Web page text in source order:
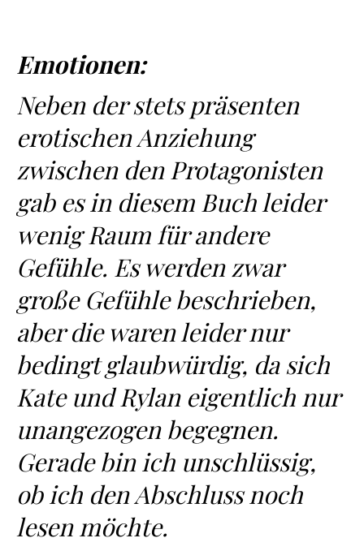
Emotionen:
Neben der stets präsenten
erotischen Anziehung
zwischen den Protagonisten
gab es in diesem Buch leider
wenig Raum für andere
Gefühle. Es werden zwar
große Gefühle beschrieben,
aber die waren leider nur
bedingt glaubwürdig, da sich
Kate und Rylan eigentlich nur
unangezogen begegnen.
Gerade bin ich unschlüssig,
ob ich den Abschluss noch
lesen möchte.